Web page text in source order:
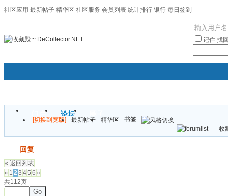
社区应用 最新帖子 精华区 社区服务 会员列表 统计排行 银行 每日签到
记住 找
门户 论坛
[切换到宽版] 最新帖子 精华区
书签
收
回复
« 返回列表
« 1 23 45 6 »
共112页
Go